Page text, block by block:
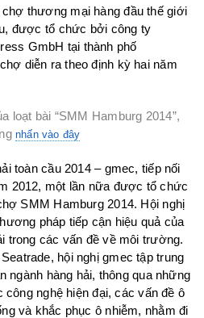
được tổ chức bởi công ty
GmbH tại thành phố
diễn ra theo định kỳ hai năm
loạt bài “SMM Hamburg 2014”,
nhấn vào đây
toàn cầu 2014 – gmec, tiếp nối
2012, một lần nữa được tổ chức
SMM Hamburg 2014. Hội nghị
pháp tiếp cận hiệu quả của
trong các vấn đề về môi trường.
hội nghị gmec tập trung
ngành hàng hải, thông qua những
công nghệ hiện đại, các vấn đề ô
và khắc phục ô nhiễm, nhằm đi